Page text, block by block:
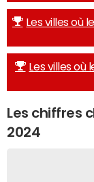
Les villes où
Les villes où
Les chiffres
2024